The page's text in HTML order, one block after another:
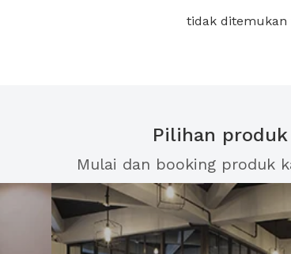
tidak ditemukan
Pilihan
Mulai dan booking produk